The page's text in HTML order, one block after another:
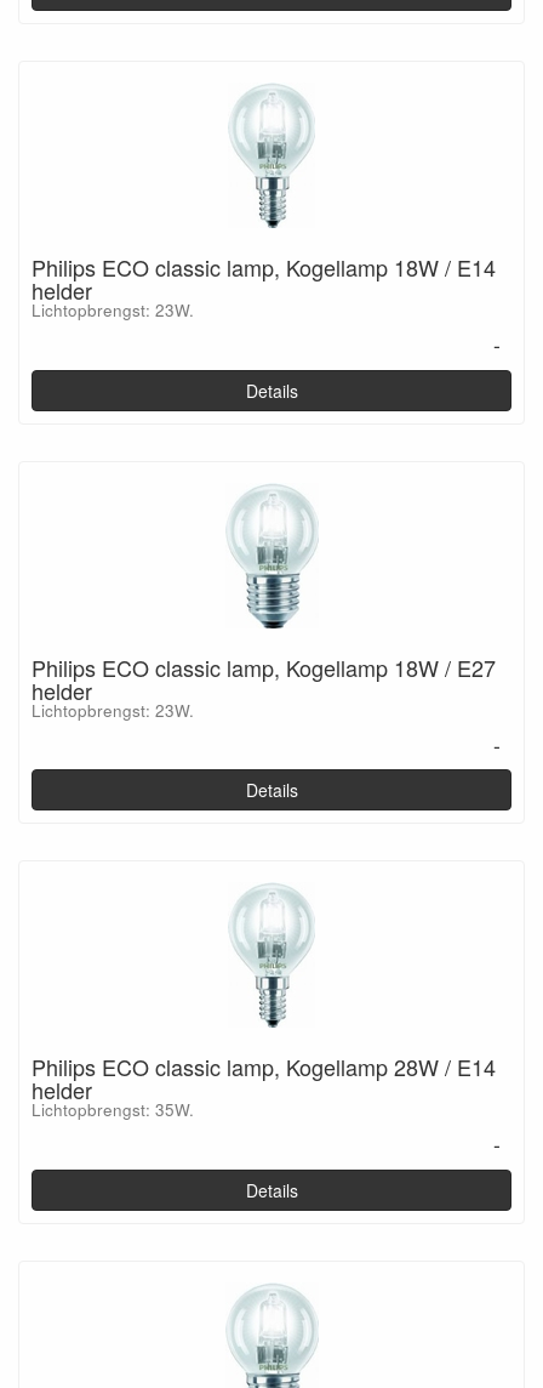
Philips ECO classic lamp, Kogellamp 18W / E14
helder
Lichtopbrengst: 23W.
-
Details
Philips ECO classic lamp, Kogellamp 18W / E27
helder
Lichtopbrengst: 23W.
-
Details
Philips ECO classic lamp, Kogellamp 28W / E14
helder
Lichtopbrengst: 35W.
-
Details